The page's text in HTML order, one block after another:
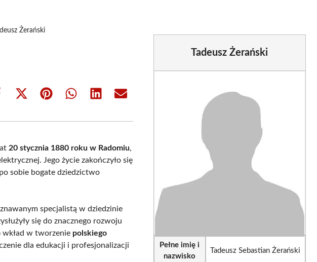
Żerański
Share
(Twitter)
Share Share Share Share
20 stycznia 1880 roku w Radomiu,
Jego życie zakończyło się
sobie bogate dziedzictwo
specjalistą w dziedzinie
się do znacznego rozwoju
wkład w tworzenie polskiego
dla edukacji i profesjonalizacji
Tadeusz Żerański
Pełne imię i
nazwisko
Tadeusz Sebastian Żerański